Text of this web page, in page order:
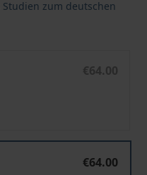
Studien zum deutschen
€64.00
€64.00